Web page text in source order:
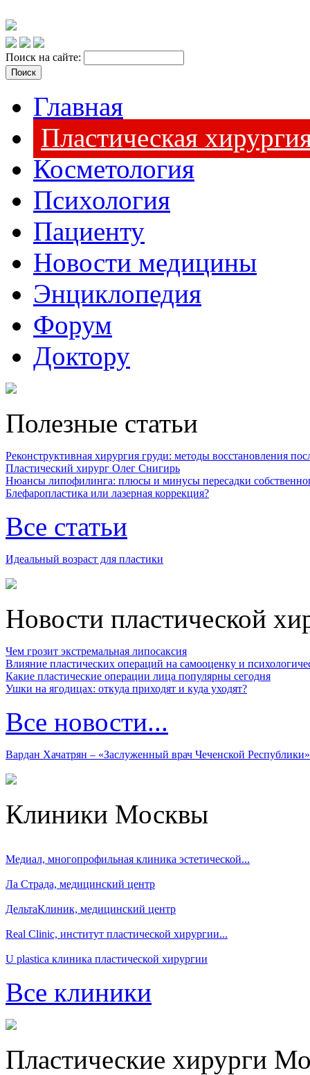
Поиск на сайте:
Главная
Пластическая
Косметология
Психология
Пациенту
Новости медицины
Энциклопедия
Форум
Доктору
Полезные статьи
Реконструктивная хирургия груди: методы восстановления
Пластический хирург Олег Снигирь
Нюансы липофилинга: плюсы и минусы пересадки
Блефаропластика или лазерная коррекция?
Все статьи
Идеальный возраст для пластики
Новости пластической
Чем грозит экстремальная липосаксия
Влияние пластических операций на самооценку и
Какие пластические операции лица популярны сегодня
Ушки на ягодицах: откуда приходят и куда уходят?
Все новости...
Вардан Хачатрян – «Заслуженный врач Чеченской Республики»
Клиники Москвы
Медиал, многопрофильная клиника эстетической...
Ла Страда, медицинский центр
ДельтаКлиник, медицинский центр
Real Clinic, институт пластической хирургии...
U plastica клиника пластической хирургии
Все клиники
Пластические хирурги